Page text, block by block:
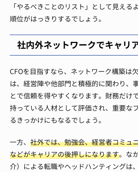
「やるべきことのリスト」として見える
順位がはっきりするでしょう。
社内外ネットワークでキャリ
CFOを目指すなら、ネットワーク構築は
は、経営陣や他部門と積極的に関わり、
とで信頼を得やすくなります。財務だけ
持っている人材として評価され、重要な
るきっかけにもなるでしょう。
一方、 社外では、勉強会、経営者コミュ
などがキャリアの後押しになります。な
介）による転職やヘッドハンティングは